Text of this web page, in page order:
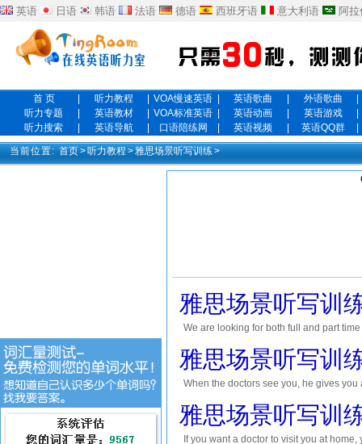
英语 日语 韩语 法语 德语 西班牙语 意大利语 阿
首 页 听力教程 VOA慢速英语 英语歌曲 外语歌曲
听力专题
英语教材 VOA标准英语 英语动画 英语游戏
听力搜索
英语导航 口语陪练网 英语视频 英语QQ群
当前位置: 首页>听力教程 >雅思场景听写训练>
雅思场景听写训
We are looking for both full and part
雅思场景听写训
When the doctors see you, he gives
雅思场景听写训
If you want a doctor to visit you at